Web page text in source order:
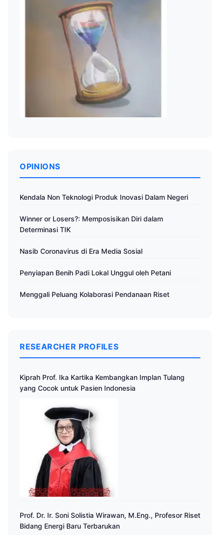
OPINIONS
Kendala Non Teknologi Produk Inovasi Dalam Negeri
Winner or Losers?: Memposisikan Diri dalam
Determinasi TIK
Nasib Coronavirus di Era Media Sosial
Penyiapan Benih Padi Lokal Unggul oleh Petani
Menggali Peluang Kolaborasi Pendanaan Riset
RESEARCHER PROFILES
Kiprah Prof. Ika Kartika Kembangkan Implan Tulang
yang Cocok untuk Pasien Indonesia
Prof. Dr. Ir. Soni Solistia Wirawan, M.Eng., Profesor Riset
Bidang Energi Baru Terbarukan